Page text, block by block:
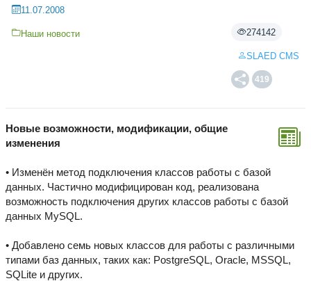
274142
SLAED CMS
419
11.07.2008
Наши новости
Новые возможности, модификации, общие
изменения
• Изменён метод подключения классов работы с базой
данных. Частично модифицирован код, реализована
возможность подключения других классов работы с базой
данных MySQL.
• Добавлено семь новых классов для работы с различными
типами баз данных, таких как: PostgreSQL, Oracle, MSSQL,
SQLite и других.